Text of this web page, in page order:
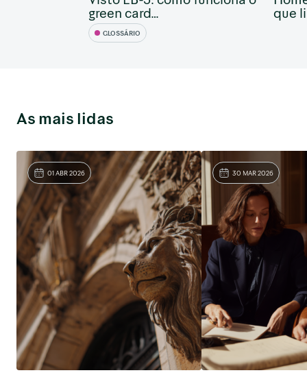
green card…
GLOSSÁRIO
que
As mais lidas
01 ABR 2026 30 MAR 2026